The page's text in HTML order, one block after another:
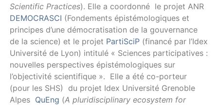
Scientific Practices). Elle a coordonné le projet ANR
DEMOCRASCI (Fondements épistémologiques et
principes d’une démocratisation de la gouvernance
de la science) et le projet PartiSciP (financé par l’Idex
Université de Lyon) intitulé « Sciences participatives :
nouvelles perspectives épistémologiques sur
l’objectivité scientifique ». Elle a été co-porteur
(pour les SHS) du projet Idex Université Grenoble
Alpes QuEng (A pluridisciplinary ecosystem for